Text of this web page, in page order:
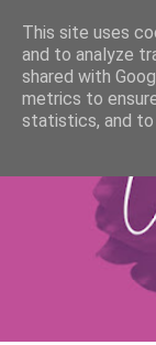
This site uses
and to analyze
shared with
metrics to
statistics, and to